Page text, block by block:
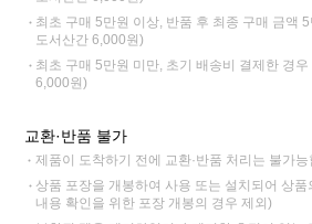
최초 구매 5만원 이상, 반품 후 최종 구매 금액
도서산간 6,000원)
최초 구매 5만원 미만, 초기 배송비 결제한 경
6,000원)
교환·반품 불가
제품이 도착하기 전에 교환·반품 처리는 불가능
상품 포장을 개봉하여 사용 또는 설치되어 상
내용 확인을 위한 포장 개봉의 경우 제외)